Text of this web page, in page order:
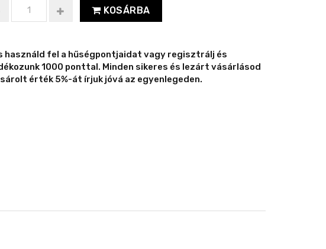
KOSÁRBA
használd fel a hűségpontjaidat vagy regisztrálj és
1000 ponttal. Minden sikeres és lezárt vásárlásod
érték 5%-át írjuk jóvá az egyenlegeden.